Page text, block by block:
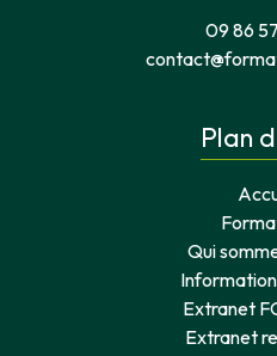
09 86
Plan
Qui
Extranet
Extranet